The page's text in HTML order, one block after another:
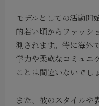
モデルとしての活動開
的若い頃からファッシ
測されます。特に海外
学力や柔軟なコミュニ
ことは間違いないでし
また、彼のスタイルや